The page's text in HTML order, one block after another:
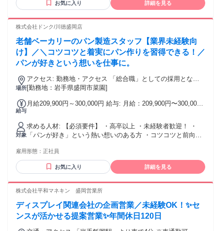
与) 30歳（チーフ）：年収550万円 (月給＋諸手当＋賞与) ★賞
与実績：計4.52ヶ月分（昨年度実績） 地元企業の中でも、か
なり高い水準だと自負しています！
貢献したい方 ・ハローワークでお仕事お探しの方 < こんなタ
わる仕事がしたい ・チームで忙しさを乗り越えた経験がある
が多く活躍しています！ また20代・30代が中心となって活躍
中の フレッシュな社風も、ユニバースの自慢です！ < 先輩の
前職例> 飲食店、アパレル、ホテル・観光、サービス、小売
(販売)など 職種柄、シフト制勤務だった方や、交代勤務に慣
れている方が 多く活躍しています。 ・より安定した業界を選
びたい ・暮らしに寄り添う仕事がしたい などの志望動機が多
小売業が未経験の方も活躍中です！
お気に入り 詳細を見る
株式会社ドンク/川徳盛岡店
老舗ベーカリーのパン製造スタッフ【業界未経験向
け】／＼コツコツと着実にパン作りを習得できる！／
パンが好きという想いを仕事に。
場所
アクセス: 勤務地・アクセス 「総合職」としての採用となり
ますので、 将来的にはキャリア形成のための職種変更や、 転
初の配属店舗については、 入社前に希望勤務地をお伺いの
を総合的に勘案し、最終決定させていただきます。 ●店舗異
動について 一般社員の間は2～3年に一度の間隔で、 近隣への
店舗異動の可能性がございます。 ただし、その際はご本人の
ご事情・希望を確認しながら、 最終的に異動先の決定をさせ
ていただいています。 ●勤務先へのアクセス 各店舗最寄駅か
ら徒歩圏内の立地がほとんどです。 ※一部郊外の店舗もあり
[勤務地：岩手県盛岡市菜園]
給与
月給209,900円～300,000円 給与: 月給：209,900円〜300,000
て含む(13,000円) ※スキルに応じて決定 <年収例> 月給+賞与
(年2回・6月/12月)+諸手当 含む ・25歳 販売リーダー/450万円
・25歳 生産チーフ/470万円 ・30歳 ジュニア店長/570万円 ・
32歳 店長/610万円 ・38歳 店長/670万円 ・45歳 店長（大型
クライフバランス重視の方も 大歓迎です！全国勤務が難しい
場合は、 契約社員(エリア限定社員)もOK！ ※待遇など詳細は
お問合せください。 ＜手当(給与とは別に支給)＞ 家族手当(扶
養している子ども1名につき4,000円、上限12,000円支給) 残業
手当、交通費支給、退職金制度、財形貯蓄制度 持株会制度、
共済会制度、慶弔見舞金制度
対象
求める人材: 【必須要件】 ・高卒以上 ・未経験者歓迎！ ・
「パンが好き」という熱い想いのある方 ・コツコツと前向き
件】 ・未経験から製パンを極めたい方 ・作業効率を考えなが
ら動ける方 ・一つひとつの作業に丁寧に取り組める方 ・ゆく
ゆくは商品開発にも挑戦したい方
雇用形態： 正社員
お気に入り 詳細を見る
株式会社平和マネキン 盛岡営業所
ディスプレイ関連会社の企画営業／未経験OK！✨セ
ンスが活かせる提案営業✨年間休日120日